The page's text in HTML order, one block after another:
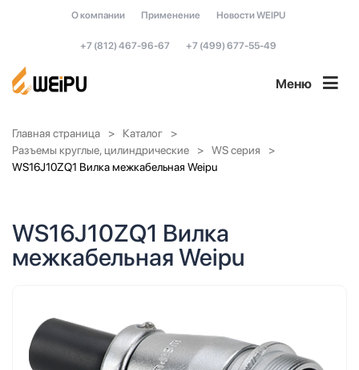
О компании Применение Новости WEIPU
+7 (812) 467-96-67 +7 (499) 677-55-49
Меню
Главная страница
Каталог
Разъемы круглые, цилиндрические
WS серия
WS16J10ZQ1 Вилка межкабельная Weipu
WS16J10ZQ1 Вилка
межкабельная Weipu